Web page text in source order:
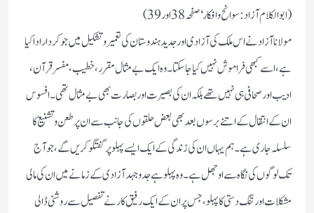
(ابوالکلام آزاد:سوانح وافکار‘صفحہ 38اور39)
مولانا آزاد نے اس ملک کی آزادی اور جدید ہندوستان کی تعمیر وتشکیل میں جو کردار ادا کیا
ہے، اسے کبھی فراموش نہیں کیا جاسکتا۔وہ ایک بے مثال مقرر، خطیب، مفسر قرآن،
ادیب اور صحافی ہی نہیں تھے بلکہ ان کی بصیرت اور بصارت بھی بے مثال تھی۔ افسوس
ان کے انتقال کے اتنے برسوں بعد بھی بعض حلقوں کی جانب سے ان پر طعن وتشنیع کا
سلسلہ جاری ہے۔ ہم یہاں ان کی زندگی کے ایک ایسے پہلو پر گفتگو کریں گے، جوآج
تک لوگوں کی نگا ہ سے اوجھل ہے۔ وہ پہلو ہے جدوجہد آزادی کے زمانے میں ان کی مالی
مشکلات اور تنگ دستی کا پہلو، جس پر ان کے ایک رفیق کار نے تفصیل سے روشنی ڈالی